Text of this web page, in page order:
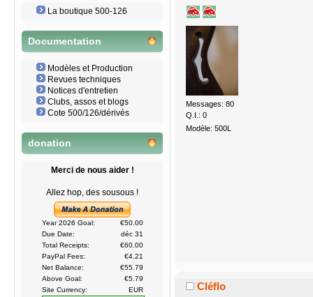
La boutique 500-126
Documentation
Modèles et Production
Revues techniques
Notices d'entretien
Clubs, assos et blogs
Cote 500/126/dérivés
donation
Merci de nous aider !
Allez hop, des sousous !
Year 2026 Goal:
€50.00
Due Date:
déc 31
Total Receipts:
€60.00
PayPal Fees:
€4.21
Net Balance:
€55.79
Above Goal:
€5.79
Site Currency:
EUR
Messages: 80
Q.I.: 0
Modèle: 500L
Cléflo